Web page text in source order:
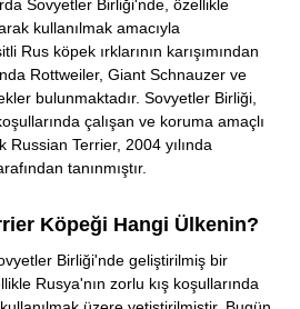
Sovyetler Birliği'nde, özellikle
kullanılmak amacıyla
Rus köpek ırklarının karışımından
Rottweiler, Giant Schnauzer ve
bulunmaktadır. Sovyetler Birliği,
çalışan ve koruma amaçlı
Terrier, 2004 yılında
tanınmıştır.
Köpeği Hangi Ülkenin?
Birliği'nde geliştirilmiş bir
Rusya'nın zorlu kış koşullarında